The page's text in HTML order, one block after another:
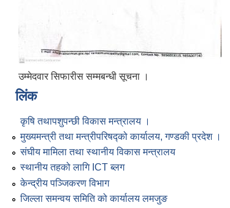
उम्मेदवार सिफारीस सम्मबन्धी सूचना ।
लिंक
कृषि तथापशुपन्छी विकास मन्त्रालय ।
मुख्यमन्त्री तथा मन्त्रीपरिषद्को कार्यालय, गण्डकी प्रदेश ।
संघीय मामिला तथा स्थानीय विकास मन्त्रालय
स्थानीय तहको लागि ICT ब्लग
केन्द्रीय पञ्जिकरण विभाग
जिल्ला समन्वय समिति को कार्यालय लमजुङ